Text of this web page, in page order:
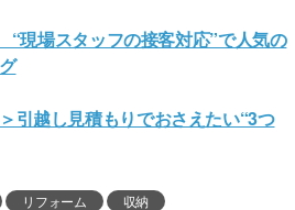
現場スタッフの接客対応”で人気の
引越し見積もりでおさえたい“3つ
リフォーム 収納